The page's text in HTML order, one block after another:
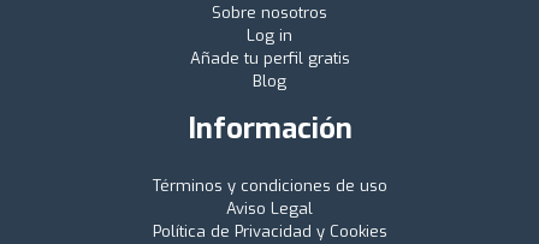
Sobre nosotros
Log in
Añade tu perfil gratis
Blog
Información
Términos y condiciones de uso
Aviso Legal
Política de Privacidad y Cookies